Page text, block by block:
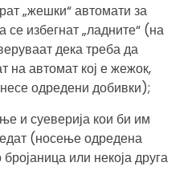
„жешки“ автомати за
се избегнат „ладните“ (на
дека треба да
на автомат кој е жежок,
одредени добивки);
и суеверија кои би им
(носење одредена
или некоја друга